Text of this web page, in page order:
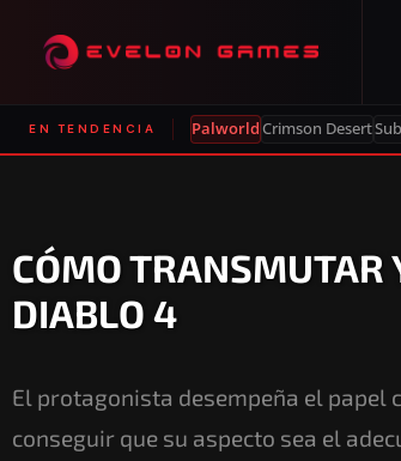
EN TENDENCIA PalworldCrimson Desert
CÓMO TRANSMUTAR
DIABLO 4
El protagonista desempeña el
conseguir que su aspecto sea el